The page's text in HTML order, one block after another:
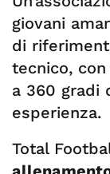
giovani
di
tecnico,
a 360 gradi
esperienza.
Total